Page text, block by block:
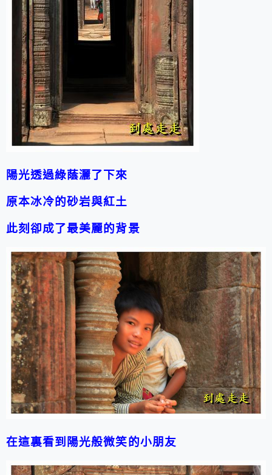
陽光透過綠蔭灑了下來
原本冰冷的砂岩與紅土
此刻卻成了最美麗的背景
在這裏看到陽光般微笑的小朋友